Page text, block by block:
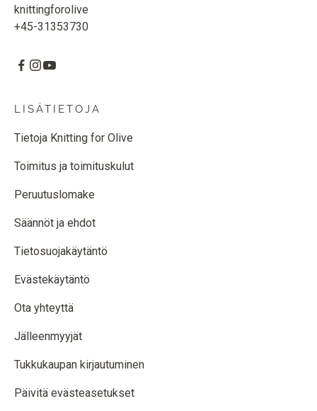
knittingforolive
+45-31353730
LISÄTIETOJA
Tietoja Knitting for Olive
Toimitus ja toimituskulut
Peruutuslomake
Säännöt ja ehdot
Tietosuojakäytäntö
Evästekäytäntö
Ota yhteyttä
Jälleenmyyjät
Tukkukaupan kirjautuminen
Päivitä evästeasetukset